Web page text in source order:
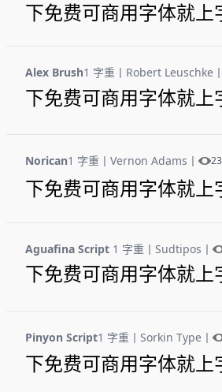
下免费可商用字体就上
Alex Brush1 字重 丨 Robert Leuschke 丨
下免费可商用字体就
Norican1 字重 丨 Vernon Adams 丨
下免费可商用字体就上
Aguafina Script 1 字重 丨 Sudtipos 丨
下免费可商用字体就上
Pinyon Script1 字重 丨 Sorkin Type 丨
下免费可商用字体就